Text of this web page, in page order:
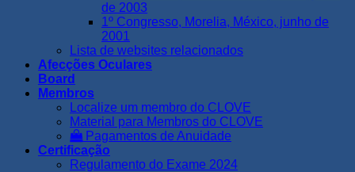
de 2003
1º Congresso, Morelia, México, junho de
2001
Lista de websites relacionados
Afecções Oculares
Board
Membros
Localize um membro do CLOVE
Material para Membros do CLOVE
Pagamentos de Anuidade
Certificação
Regulamento do Exame 2024